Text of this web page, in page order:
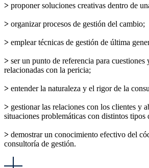
> proponer soluciones creativas dentro de
> organizar procesos de gestión del cambio;
> emplear técnicas de gestión de última
> ser un punto de referencia para cuestiones
relacionadas con la pericia;
> entender la naturaleza y el rigor de la
> gestionar las relaciones con los clientes y
situaciones problemáticas con distintos tipos
> demostrar un conocimiento efectivo del
consultoría de gestión.